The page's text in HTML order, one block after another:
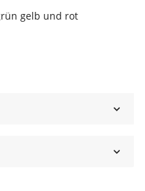
gelb und rot